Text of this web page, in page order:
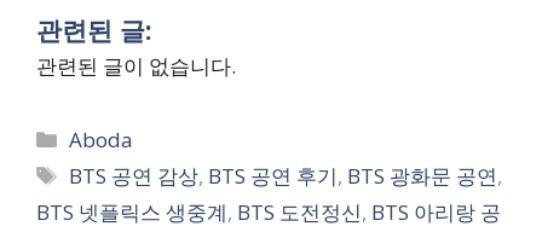
관련된 글:
관련된 글이 없습니다.
Categories
Aboda
Tags
BTS 공연 감상, BTS 공연 후기, BTS 광화문 공연,
BTS 넷플릭스 생중계, BTS 도전정신, BTS 아리랑 공